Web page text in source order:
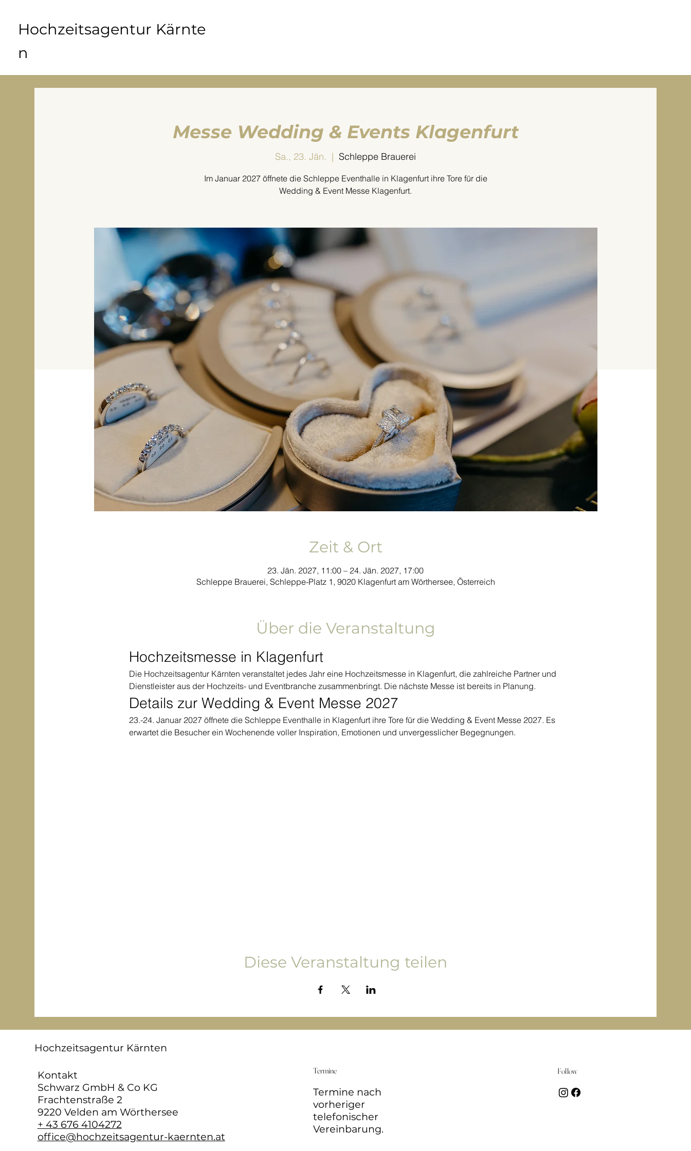
Hochzeitsagentur Kärnte
n
Messe Wedding & Events Klagenfurt
Sa., 23. Jän.
  |
Schleppe Brauerei
Im Januar 2027 öffnete die Schleppe Eventhalle in Klagenfurt ihre Tore für die
Wedding & Event Messe Klagenfurt.
Zeit & Ort
23. Jän. 2027, 11:00 – 24. Jän. 2027, 17:00
Schleppe Brauerei, Schleppe-Platz 1, 9020 Klagenfurt am Wörthersee, Österreich
Über die Veranstaltung
Hochzeitsmesse in Klagenfurt
Die Hochzeitsagentur Kärnten veranstaltet jedes Jahr eine Hochzeitsmesse in Klagenfurt, die zahlreiche Partner und
Dienstleister aus der Hochzeits- und Eventbranche zusammenbringt. Die nächste Messe ist bereits in Planung.
Details zur Wedding & Event Messe 2027
23.-24. Januar 2027 öffnete die Schleppe Eventhalle in Klagenfurt ihre Tore für die Wedding & Event Messe 2027. Es
erwartet die Besucher ein Wochenende voller Inspiration, Emotionen und unvergesslicher Begegnungen.
Diese Veranstaltung teilen
Hochzeitsagentur Kärnten
Kontakt
Schwarz GmbH & Co KG
Frachtenstraße 2
9220 Velden am Wörthersee
+ 43 676 4104272
office@hochzeitsagentur-kaernten.at
Follow
Termine
Termine nach
vorheriger
telefonischer
Vereinbarung.